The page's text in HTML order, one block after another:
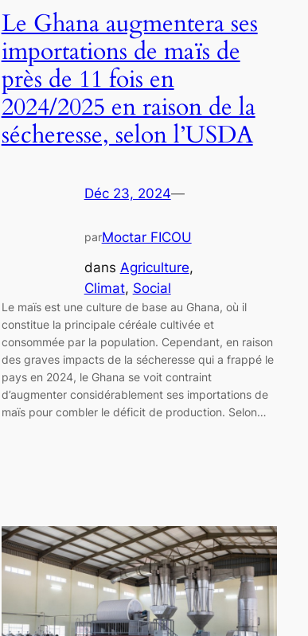
Le Ghana augmentera ses
importations de maïs de
près de 11 fois en
2024/2025 en raison de la
sécheresse, selon l’USDA
Déc 23, 2024—
parMoctar FICOU
dans Agriculture
Climat, Social
Le maïs est une culture de base au Ghana, où il
constitue la principale céréale cultivée et
consommée par la population. Cependant, en raison
des graves impacts de la sécheresse qui a frappé le
pays en 2024, le Ghana se voit contraint
d’augmenter considérablement ses importations de
maïs pour combler le déficit de production. Selon…